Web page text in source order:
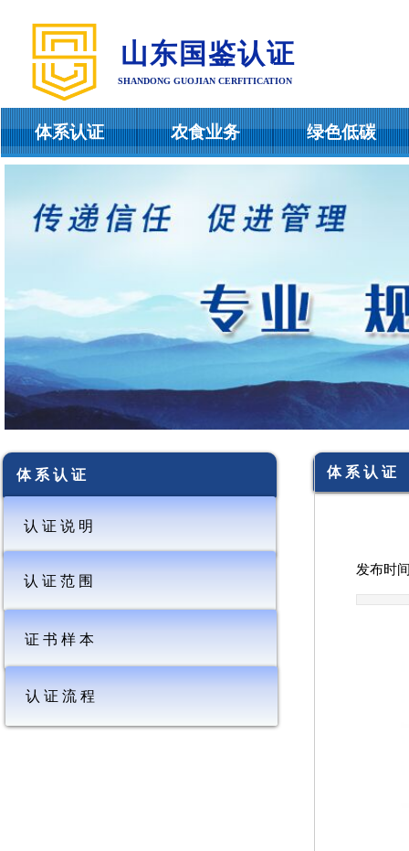
山东国鉴认证
SHANDONG GUOJIAN CERFITICATION
体系认证 农食业务 绿色低碳
体 系 认 证
体 系 认 证
认 证 说 明
发布时
认 证 范 围
证 书 样 本
认 证 流 程